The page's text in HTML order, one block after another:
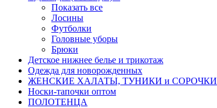
Показать все
Лосины
Футболки
Головные уборы
Брюки
Детское нижнее белье и трикотаж
Одежда для новорожденных
ЖЕНСКИЕ ХАЛАТЫ, ТУНИКИ и СОРОЧКИ
Носки-тапочки оптом
ПОЛОТЕНЦА